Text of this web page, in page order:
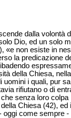
dalla volontà
Dio, ed un solo
«e non esiste in
la predicazione
della Chiesa,
uomini i quali, pur
rifiutano o di
senza loro
Chiesa (42),
oggi come sempre